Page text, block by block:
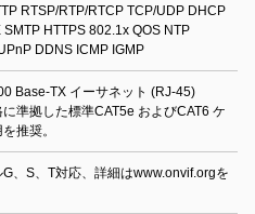
RTSP/RTP/RTCP TCP/UDP DHCP
SMTP HTTPS 802.1x QOS NTP
DDNS ICMP IGMP
Base-TX イーサネット (RJ-45)
準拠した標準CAT5e およびCAT6 ケ
推奨。
、S、T対応、詳細はwww.onvif.orgを